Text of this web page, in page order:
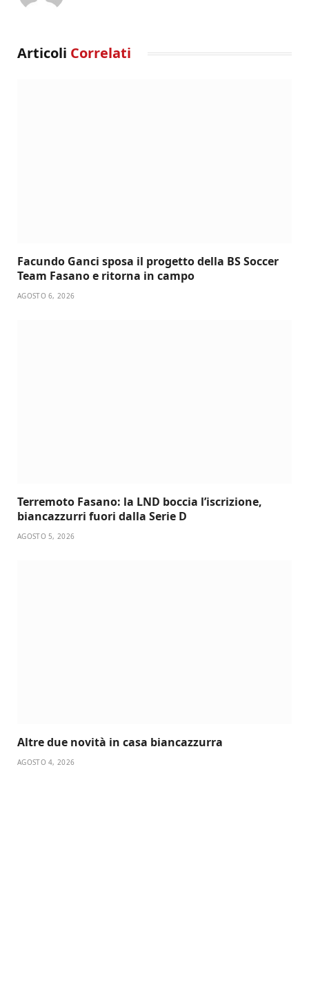
Articoli Correlati
Facundo Ganci sposa il progetto della BS Soccer
Team Fasano e ritorna in campo
AGOSTO 6, 2026
Terremoto Fasano: la LND boccia l’iscrizione,
biancazzurri fuori dalla Serie D
AGOSTO 5, 2026
Altre due novità in casa biancazzurra
AGOSTO 4, 2026